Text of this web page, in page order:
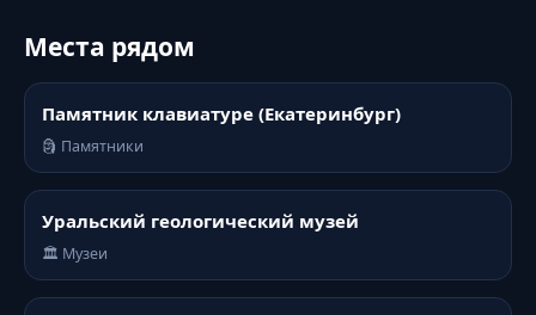
Места рядом
Памятник клавиатуре (Екатеринбург)
🗿 Памятники
Уральский геологический музей
🏛️ Музеи